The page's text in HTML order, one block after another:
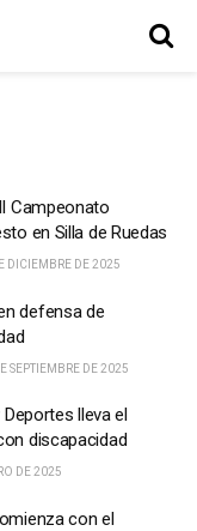
Campeonato
en Silla de Ruedas
DICIEMBRE DE 2025
defensa de
SEPTIEMBRE DE 2025
lleva el
discapacidad
DE 2025
con el